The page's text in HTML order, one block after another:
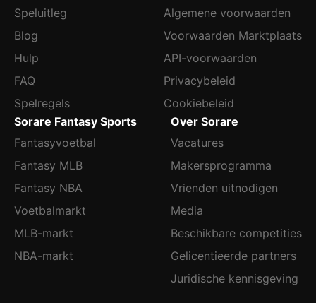
Speluitleg
Blog
Hulp
FAQ
Spelregels
Algemene voorwaarden
Voorwaarden Marktplaats
API-voorwaarden
Privacybeleid
Cookiebeleid
Sorare Fantasy Sports
Fantasyvoetbal
Fantasy MLB
Fantasy NBA
Voetbalmarkt
MLB-markt
NBA-markt
Over Sorare
Vacatures
Makersprogramma
Vrienden uitnodigen
Media
Beschikbare competities
Gelicentieerde partners
Juridische kennisgeving